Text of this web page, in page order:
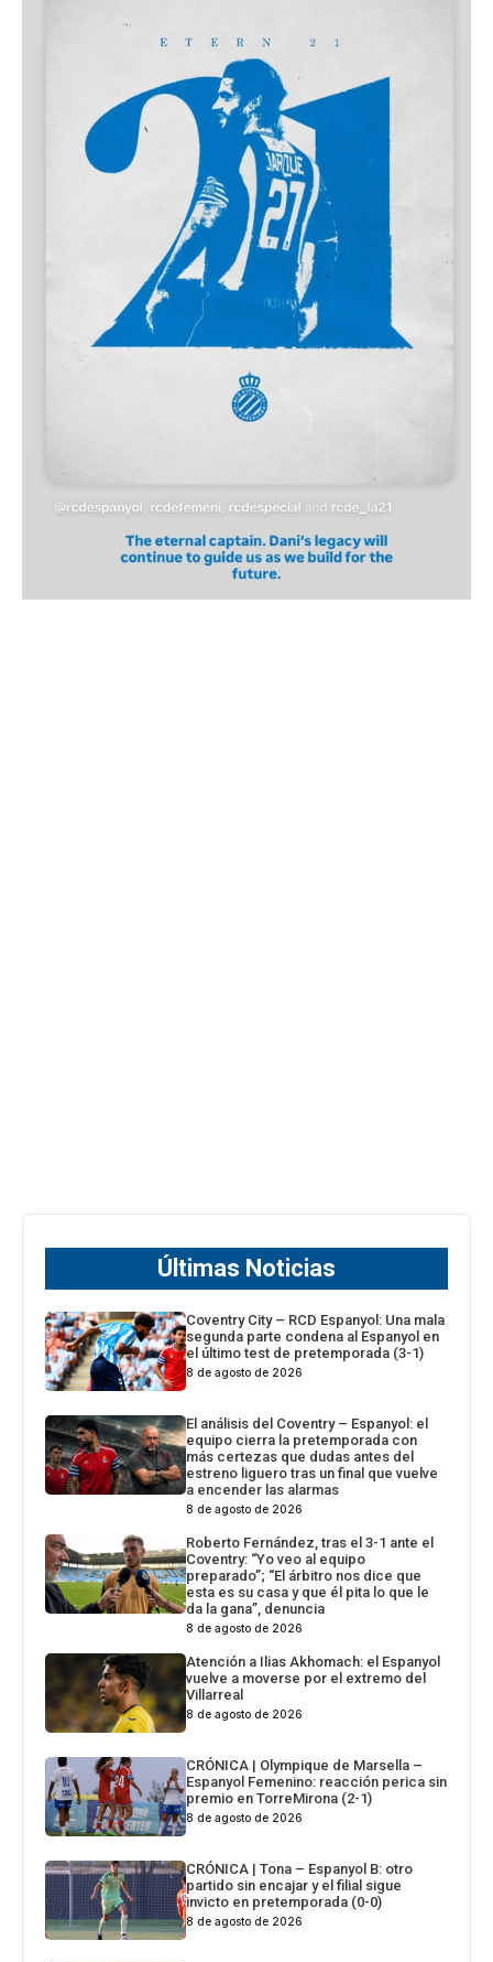
Últimas Noticias
Coventry City – RCD Espanyol: Una mala
segunda parte condena al Espanyol en
el último test de pretemporada (3-1)
8 de agosto de 2026
El análisis del Coventry – Espanyol: el
equipo cierra la pretemporada con
más certezas que dudas antes del
estreno liguero tras un final que vuelve
a encender las alarmas
8 de agosto de 2026
Roberto Fernández, tras el 3-1 ante el
Coventry: “Yo veo al equipo
preparado”; “El árbitro nos dice que
esta es su casa y que él pita lo que le
da la gana”, denuncia
8 de agosto de 2026
Atención a Ilias Akhomach: el Espanyol
vuelve a moverse por el extremo del
Villarreal
8 de agosto de 2026
CRÓNICA | Olympique de Marsella –
Espanyol Femenino: reacción perica sin
premio en TorreMirona (2-1)
8 de agosto de 2026
CRÓNICA | Tona – Espanyol B: otro
partido sin encajar y el filial sigue
invicto en pretemporada (0-0)
8 de agosto de 2026